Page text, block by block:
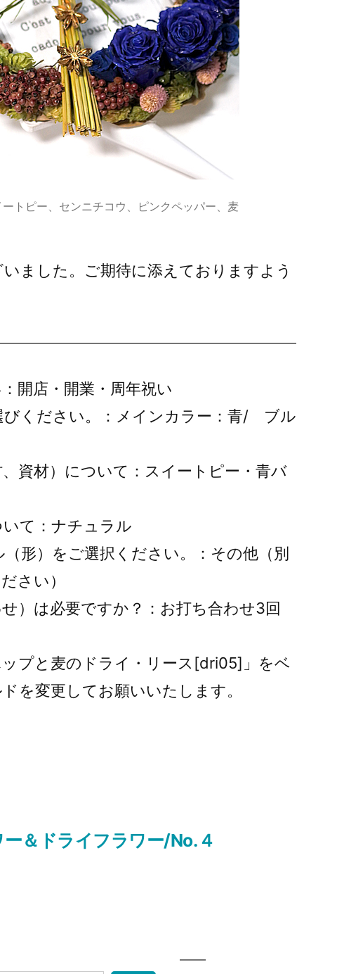
トピー、センニチコウ、ピンクペッパー、麦
ました。ご期待に添えておりますよう
開店・開業・周年祝い
ください。：メインカラー：青/ ブル
資材）について：スイートピー・青バ
て：ナチュラル
形）をご選択ください。：その他（別
さい）
）は必要ですか？：お打ち合わせ3回
プと麦のドライ・リース[dri05]」をベ
を変更してお願いいたします。
＆ドライフラワー/No.４